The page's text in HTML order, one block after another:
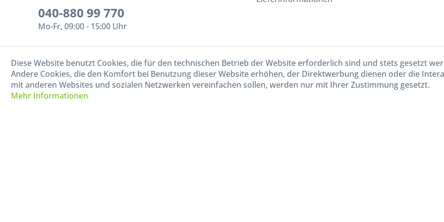
040-880 99 770
Mo-Fr, 09:00 - 15:00 Uhr
Diese Website benutzt Cookies, die für den technischen Betrieb der Website erforderlich sind und stets gesetzt
Andere Cookies, die den Komfort bei Benutzung dieser Website erhöhen, der Direktwerbung dienen oder die
mit anderen Websites und sozialen Netzwerken vereinfachen sollen, werden nur mit Ihrer Zustimmung gesetzt.
Mehr Informationen